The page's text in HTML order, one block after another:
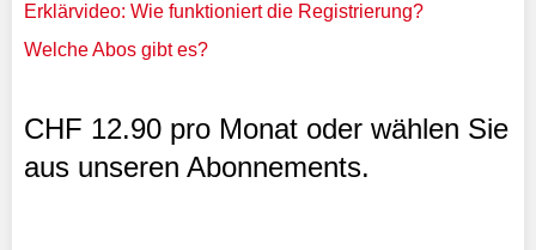
Erklärvideo: Wie funktioniert die Registrierung?
Welche Abos gibt es?
CHF 12.90 pro Monat oder wählen Sie
aus unseren Abonnements.